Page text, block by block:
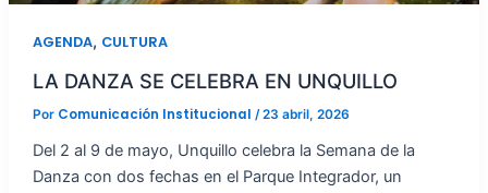
AGENDA, CULTURA
LA DANZA SE CELEBRA EN UNQUILLO
Por Comunicación Institucional /23 abril, 2026
Del 2 al 9 de mayo, Unquillo celebra la Semana de la
Danza con dos fechas en el Parque Integrador, un